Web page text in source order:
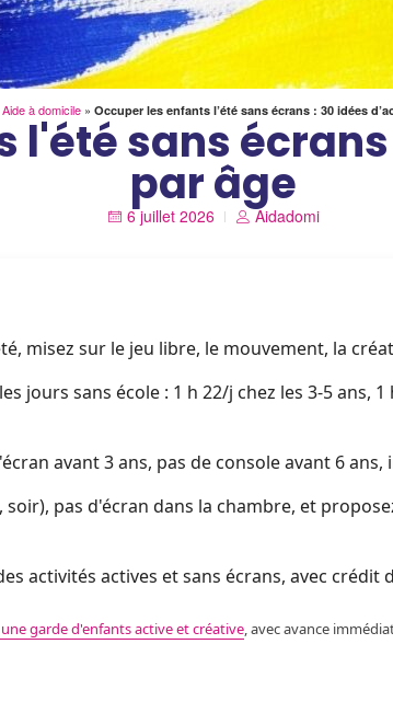
Aide à domicile » Occuper les enfants l’été sans écrans : 30 idées
l'été sans
par âge
6 juillet 2026 Aidadomi
misez sur le jeu libre, le mouvement, la
jours sans école : 1 h 22/j chez les 3-5 ans, 1
avant 3 ans, pas de console avant 6
soir), pas d'écran dans la chambre, et
activités actives et sans écrans, avec crédit
garde d'enfants active et créative, avec avance